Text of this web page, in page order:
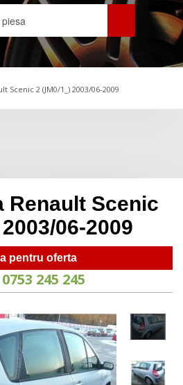
Scenic 2 (JM0/1_) 2003/06-2009
Renault Scenic
06-2009
pentru oferta
245 245